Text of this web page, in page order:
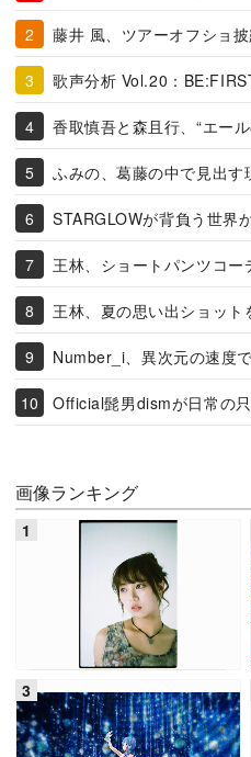
藤井 風、ツアーオフショ
歌声分析 Vol.20：
香取慎吾と森且行、“エー
ふみの、葛藤の中で見出す
STARGLOWが背負う世界
王林、ショートパンツコー
王林、夏の思い出ショット
Number_i、異次元の速度
Official髭男dismが日常の
画像ランキング